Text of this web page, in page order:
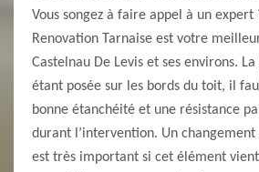
Vous songez à faire appel à un expert
Renovation Tarnaise est votre
Castelnau De Levis et ses environs.
étant posée sur les bords du toit, il
bonne étanchéité et une résistance
durant l’intervention. Un
est très important si cet élément